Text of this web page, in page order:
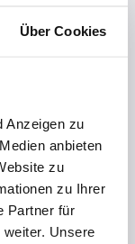
Über Cookies
Anzeigen zu
anbieten
zu
zu Ihrer
Partner für
Unsere
Energieeffizienter Hallenbau in Systembauweise